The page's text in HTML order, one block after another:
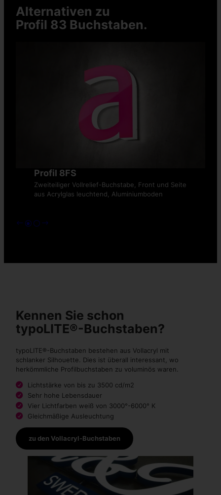
Alternativen zu
Profil 83 Buchstaben.
Profil 8FS
Zweiteiliger Vollrelief-Buchstabe, Front und Seite
aus Acrylglas leuchtend, Aluminiumboden
Kennen Sie schon
typoLITE®-Buchstaben?
typoLITE®-Buchstaben bestehen aus Vollacryl mit
schlanker Silhouette. Dies ist überall interessant, wo
herkömmliche Profilbuchstaben zu voluminös waren.
Lichtstärke von bis zu 3500 cd/m2
Sehr hohe Lebensdauer
Vier Lichtfarben weiß von 3000°-6000° K
Gleichmäßige Ausleuchtung
zu den Vollacryl-Buchstaben